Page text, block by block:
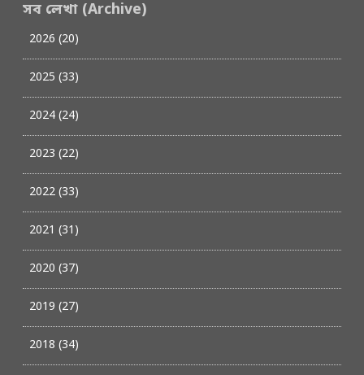
সব লেখা (Archive)
2026 (20)
2025 (33)
2024 (24)
2023 (22)
2022 (33)
2021 (31)
2020 (37)
2019 (27)
2018 (34)